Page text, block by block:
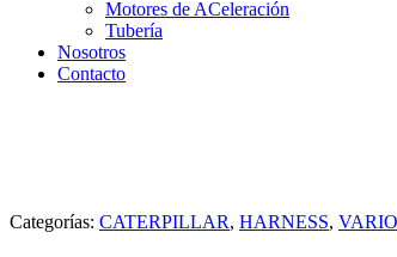
Motores de ACeleración
Tubería
Nosotros
Contacto
Categorías: CATERPILLAR, HARNESS,